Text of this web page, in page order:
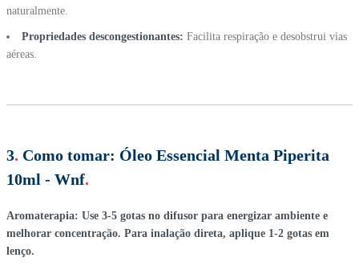
naturalmente.
Propriedades descongestionantes: Facilita respiração e desobstrui vias
aéreas.
3. Como tomar: Óleo Essencial Menta Piperita
10ml - Wnf.
Aromaterapia: Use 3-5 gotas no difusor para energizar ambiente e
melhorar concentração. Para inalação direta, aplique 1-2 gotas em
lenço.